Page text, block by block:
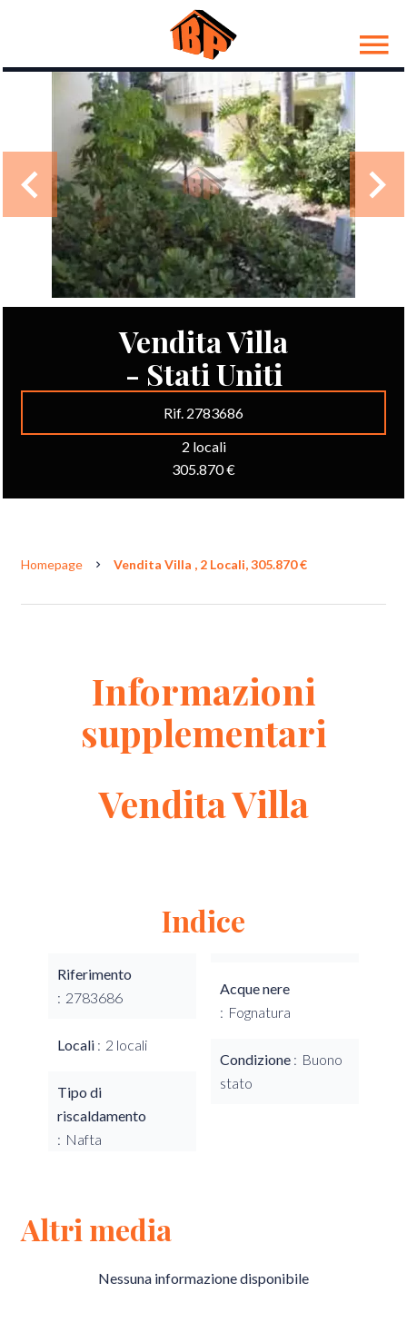
Vendita Villa
- Stati Uniti
Rif. 2783686
2 locali
305.870 €
Homepage Vendita Villa , 2 Locali, 305.870 €
Informazioni
supplementari
Vendita Villa
Indice
Riferimento
2783686
Locali 2 locali
Tipo di
riscaldamento
Nafta
Acque nere
Fognatura
Condizione
Buono
stato
Altri media
Nessuna informazione disponibile